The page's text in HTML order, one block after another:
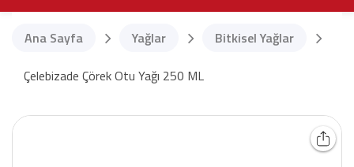
Ana Sayfa Yağlar
Bitkisel Yağlar
Çelebizade Çörek Otu Yağı 250 ML